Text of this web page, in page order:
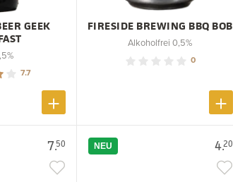
GEEK
7.7
FIRESIDE BREWING BBQ BOB
Alkoholfrei 0,5%
0
7.50 4.20
NEU